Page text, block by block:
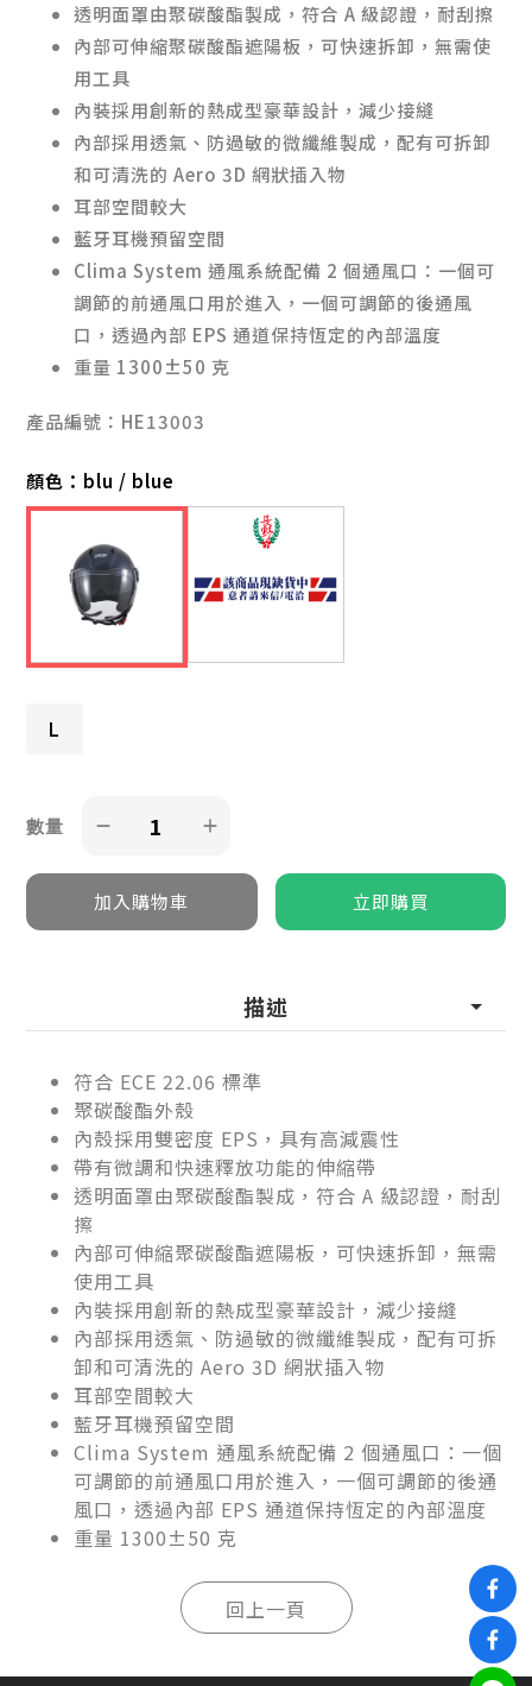
透明面罩由聚碳酸酯製成，符合 A 級認證，耐刮擦
內部可伸縮聚碳酸酯遮陽板，可快速拆卸，無需使
用工具
內裝採用創新的熱成型豪華設計，減少接縫
內部採用透氣、防過敏的微纖維製成，配有可拆卸
和可清洗的 Aero 3D 網狀插入物
耳部空間較大
藍牙耳機預留空間
Clima System 通風系統配備 2 個通風口：一個可
調節的前通風口用於進入，一個可調節的後通風
口，透過內部 EPS 通道保持恆定的內部溫度
重量 1300±50 克
產品編號：HE13003
顏色： blu / blue
L
數量
描述
符合 ECE 22.06 標準
聚碳酸酯外殼
內殼採用雙密度 EPS，具有高減震性
帶有微調和快速釋放功能的伸縮帶
透明面罩由聚碳酸酯製成，符合 A 級認證，耐刮
擦
內部可伸縮聚碳酸酯遮陽板，可快速拆卸，無需
使用工具
內裝採用創新的熱成型豪華設計，減少接縫
內部採用透氣、防過敏的微纖維製成，配有可拆
卸和可清洗的 Aero 3D 網狀插入物
耳部空間較大
藍牙耳機預留空間
Clima System 通風系統配備 2 個通風口：一個
可調節的前通風口用於進入，一個可調節的後通
風口，透過內部 EPS 通道保持恆定的內部溫度
重量 1300±50 克